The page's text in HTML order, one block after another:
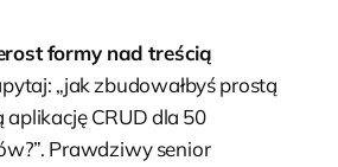
formy nad treścią
„jak zbudowałbyś prostą
CRUD dla 50
Prawdziwy senior